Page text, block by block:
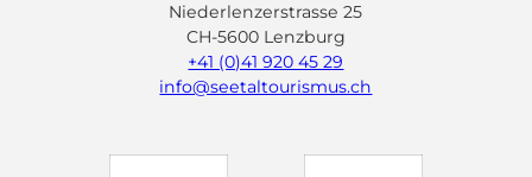
Niederlenzerstrasse 25
CH-5600 Lenzburg
+41 (0)41 920 45 29
info@seetaltourismus.ch